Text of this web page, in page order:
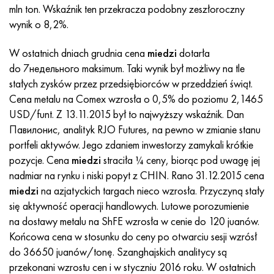
mln ton. Wskaźnik ten przekracza podobny zeszłoroczny
wynik o 8,2%.
W ostatnich dniach grudnia cena miedzi dotarła
do 7недельного maksimum. Taki wynik był możliwy na tle
stałych zysków przez przedsiębiorców w przeddzień świąt.
Cena metalu na Comex wzrosła o 0,5% do poziomu 2,1465
USD/funt. Z 13.11.2015 był to najwyższy wskaźnik. Dan
Павилонис, analityk RJO Futures, na pewno w zmianie stanu
portfeli aktywów. Jego zdaniem inwestorzy zamykali krótkie
pozycje. Cena miedzi straciła ¼ ceny, biorąc pod uwagę jej
nadmiar na rynku i niski popyt z CHIN. Rano 31.12.2015 cena
miedzi na azjatyckich targach nieco wzrosła. Przyczyną stały
się aktywność operacji handlowych. Lutowe porozumienie
na dostawy metalu na ShFE wzrosła w cenie do 120 juanów.
Końcowa cena w stosunku do ceny po otwarciu sesji wzrósł
do 36650 juanów/tonę. Szanghajskich analitycy są
przekonani wzrostu cen i w styczniu 2016 roku. W ostatnich
Incotherm
Incotest
Jette M152
Kobalt 6B
marowanie 250
Rene 41
Marażowanie 300
Marażowanie 350
MP35N
47nd
47НХР
49KF
49K2F, 49K2FA-VI
Stop 50N
Stop 50NP
50NHS
Stop 52N
52K12F
HN62VMYUT
HN62MVKYU
HN63MB
XN65VM
HN65VMTYU
KhN67MVTYu
KhN68VKTYU
KhN68VMTYUK-vd
HN70VMTYU
WT-35
PT-1M
PT-3V
PT-7M
2B
SPT-2 sv
AT3
3M
TL3
1.4466 - AISI 310MoLn
Stop Al6xn
15-7Ph® - 1.4532
PH 13-8 Mo - 1,4534
1.4542 - 17-4Ph®
Custom 455® - 1.4543 - uns 45500
1.4545 - 15-5Ph®
1.4548 - 17-4Ph®
1.4550 - AISI 347
10X17H13M3T
10X18N18Yu4D
11X11N2V2MF
12X18H9T
13H11N2V2MF
15x11mf
15х12vnmf
15Х12Н2MVFAB
15X16K5N2MVFAB
2,0872, CuNi10Fe1Mn, Cw352h
Silikonowy brąz aluminiowy
CW301G, C64200
brąz krzemowy
C65500, CuAl11Fe3
C65620, CuSi3Fe2Zn3
C65100, CuSi1,5
Brąz cynowo-ołowiowy
c92200, CuSn6Zn4Pb2
Czerwony mosiądz
C84400, CuSn2ZnPb
C83600, CuSn5ZnPb
45G2, 45g2, AISI 1144
Stal konstrukcyjna stopowa
10g2, 10g2, AISI 1513
12X2H4A, 15NiCr13, 1.5752
AC14, 11SMnPb30
20G, 20min5
20XH3A, AISI 4320, 20hn3a
20HM, 24CrMo5, 20hm
25KhGM, 20CrMo5, 1.7264
Р6М5, 1.3343, hs6-5-2, sw7m
Р6М5К5, 1.3243, hs6-5-2-5
R6M5F3, 1.3344, hs6-5-3
Р9М4К8,1.3207
R12F3, 1.3318, sw12
P18, 1.3355, hs18-0-1, sw18
Stal węglowa
У10,1.1645, C105W1
11G12, 110G13L, X120Mn12